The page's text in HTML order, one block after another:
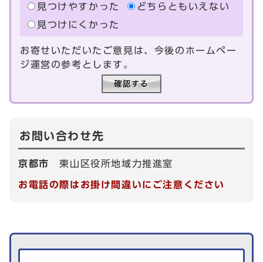
見つけやすかった
どちらともいえない
見つけにくかった
お寄せいただいたご意見は、今後のホームペー
ジ運営の参考とします。
お問い合わせ先
京都市東山区役所地域力推進室
お電話の際はお掛け間違いにご注意ください
生活情報を探す